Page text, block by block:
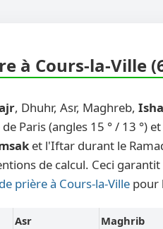
à Cours-la-Ville
, Dhuhr, Asr, Maghreb, Isha
Paris (angles 15 ° / 13 °)
et l'Iftar durant le
de calcul. Ceci garantit
prière à Cours-la-Ville pour
Asr Maghrib